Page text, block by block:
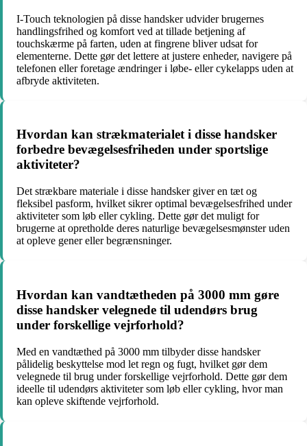
I-Touch teknologien på disse handsker udvider brugernes
handlingsfrihed og komfort ved at tillade betjening af
touchskærme på farten, uden at fingrene bliver udsat for
elementerne. Dette gør det lettere at justere enheder, navigere på
telefonen eller foretage ændringer i løbe- eller cykelapps uden at
afbryde aktiviteten.
Hvordan kan strækmaterialet i disse handsker
forbedre bevægelsesfriheden under sportslige
aktiviteter?
Det strækbare materiale i disse handsker giver en tæt og
fleksibel pasform, hvilket sikrer optimal bevægelsesfrihed under
aktiviteter som løb eller cykling. Dette gør det muligt for
brugerne at opretholde deres naturlige bevægelsesmønster uden
at opleve gener eller begrænsninger.
Hvordan kan vandtætheden på 3000 mm gøre
disse handsker velegnede til udendørs brug
under forskellige vejrforhold?
Med en vandtæthed på 3000 mm tilbyder disse handsker
pålidelig beskyttelse mod let regn og fugt, hvilket gør dem
velegnede til brug under forskellige vejrforhold. Dette gør dem
ideelle til udendørs aktiviteter som løb eller cykling, hvor man
kan opleve skiftende vejrforhold.